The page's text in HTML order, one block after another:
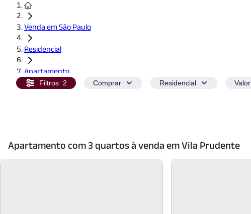
Venda em São Paulo
Residencial
Apartamento
Filtros 2 Comprar Residencial Valor
Apartamento com 3 quartos à venda em Vila Prudente